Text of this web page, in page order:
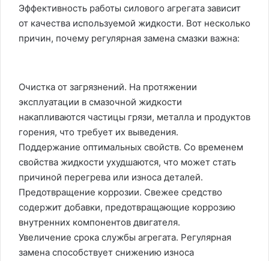
Эффективность работы силового агрегата зависит
от качества используемой жидкости. Вот несколько
причин, почему регулярная замена смазки важна:
Очистка от загрязнений. На протяжении
эксплуатации в смазочной жидкости
накапливаются частицы грязи, металла и продуктов
горения, что требует их выведения.
Поддержание оптимальных свойств. Со временем
свойства жидкости ухудшаются, что может стать
причиной перегрева или износа деталей.
Предотвращение коррозии. Свежее средство
содержит добавки, предотвращающие коррозию
внутренних компонентов двигателя.
Увеличение срока службы агрегата. Регулярная
замена способствует снижению износа